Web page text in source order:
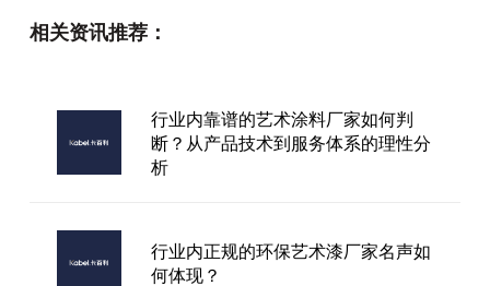
相关资讯推荐：
行业内靠谱的艺术涂料厂家如何判
断？从产品技术到服务体系的理性分
析
行业内正规的环保艺术漆厂家名声如
何体现？